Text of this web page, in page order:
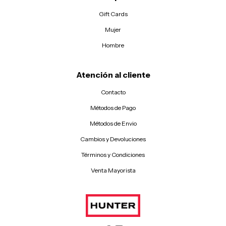
Gift Cards
Mujer
Hombre
Atención al cliente
Contacto
Métodos de Pago
Métodos de Envio
Cambios y Devoluciones
Términos y Condiciones
Venta Mayorista